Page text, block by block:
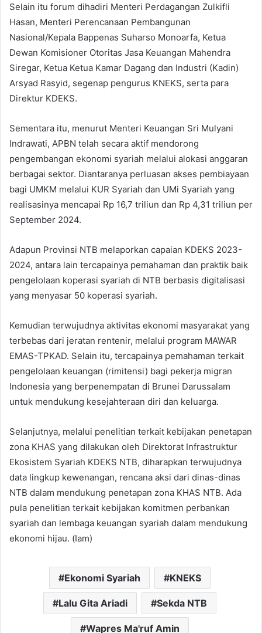
Selain itu forum dihadiri Menteri Perdagangan Zulkifli
Hasan, Menteri Perencanaan Pembangunan
Nasional/Kepala Bappenas Suharso Monoarfa, Ketua
Dewan Komisioner Otoritas Jasa Keuangan Mahendra
Siregar, Ketua Ketua Kamar Dagang dan Industri (Kadin)
Arsyad Rasyid, segenap pengurus KNEKS, serta para
Direktur KDEKS.
Sementara itu, menurut Menteri Keuangan Sri Mulyani
Indrawati, APBN telah secara aktif mendorong
pengembangan ekonomi syariah melalui alokasi anggaran
berbagai sektor. Diantaranya perluasan akses pembiayaan
bagi UMKM melalui KUR Syariah dan UMi Syariah yang
realisasinya mencapai Rp 16,7 triliun dan Rp 4,31 triliun per
September 2024.
Adapun Provinsi NTB melaporkan capaian KDEKS 2023-
2024, antara lain tercapainya pemahaman dan praktik baik
pengelolaan koperasi syariah di NTB berbasis digitalisasi
yang menyasar 50 koperasi syariah.
Kemudian terwujudnya aktivitas ekonomi masyarakat yang
terbebas dari jeratan rentenir, melalui program MAWAR
EMAS-TPKAD. Selain itu, tercapainya pemahaman terkait
pengelolaan keuangan (rimitensi) bagi pekerja migran
Indonesia yang berpenempatan di Brunei Darussalam
untuk mendukung kesejahteraan diri dan keluarga.
Selanjutnya, melalui penelitian terkait kebijakan penetapan
zona KHAS yang dilakukan oleh Direktorat Infrastruktur
Ekosistem Syariah KDEKS NTB, diharapkan terwujudnya
data lingkup kewenangan, rencana aksi dari dinas-dinas
NTB dalam mendukung penetapan zona KHAS NTB. Ada
pula penelitian terkait kebijakan komitmen perbankan
syariah dan lembaga keuangan syariah dalam mendukung
ekonomi hijau. (Iam)
Ekonomi Syariah KNEKS
Lalu Gita Ariadi Sekda NTB
Wapres Ma'ruf Amin